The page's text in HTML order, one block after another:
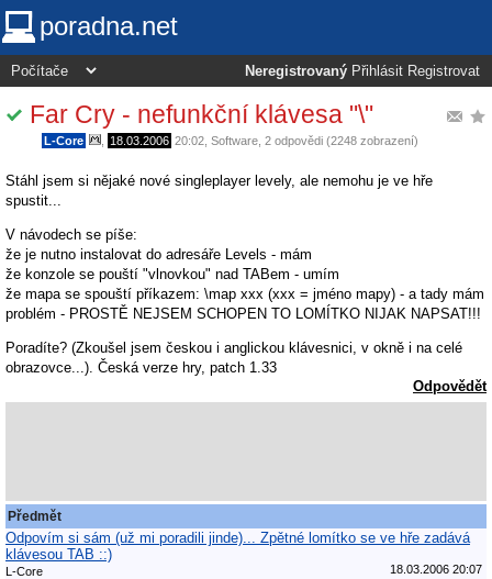
poradna.net
Neregistrovaný Přihlásit Registrovat
Far Cry - nefunkční klávesa "\"
L-Core 18.03.2006 20:02 Software , 2 odpovědi (2248 zobrazení)
Stáhl jsem si nějaké nové singleplayer levely, ale nemohu je ve hře
spustit...
V návodech se píše:
že je nutno instalovat do adresáře Levels - mám
že konzole se pouští "vlnovkou" nad TABem - umím
že mapa se spouští příkazem: \map xxx (xxx = jméno mapy) - a tady mám
problém - PROSTĚ NEJSEM SCHOPEN TO LOMÍTKO NIJAK NAPSAT!!!
Poradíte? (Zkoušel jsem českou i anglickou klávesnici, v okně i na celé
obrazovce...). Česká verze hry, patch 1.33
Odpovědět
Předmět
Odpovím si sám (už mi poradili jinde)... Zpětné lomítko se ve hře zadává
klávesou TAB ::)
L-Core 18.03.2006 20:07